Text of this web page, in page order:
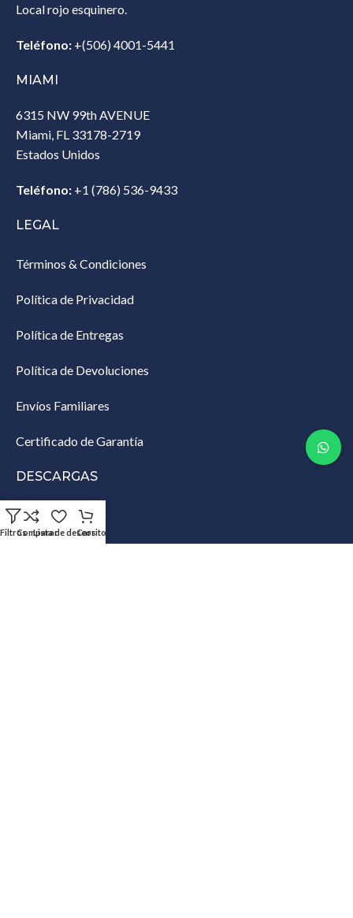
Local rojo esquinero.
Teléfono: +(506) 4001-5441
MIAMI
6315 NW 99th AVENUE
Miami, FL 33178-2719
Estados Unidos‎
Teléfono: +1 (786) 536-9433‎
LEGAL
Términos & Condiciones
Política de Privacidad
Política de Entregas
Política de Devoluciones
Envíos Familiares
Certificado de Garantía
DESCARGAS
Lista de Empaque
FiltrosComparar
Lista de deseos
Carrito